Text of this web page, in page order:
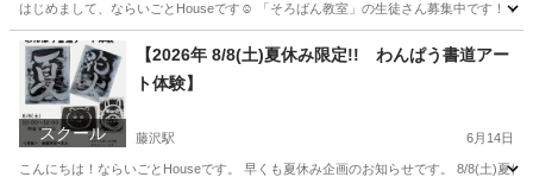
はじめまして、ならいごとHouseです☺ 「そろばん教室」の生徒さん募集中です！ ↓
神奈川 藤沢市 藤沢駅 その他 そろばん
スクール
【2026年 8/8(土)夏休み限定!! わんぱう書道アー
ト体験】
藤沢駅 6月14日
こんにちは！ならいごとHouseです。 早くも夏休み企画のお知らせです。 8/8(土)夏